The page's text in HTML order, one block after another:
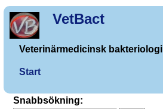
VetBact
Veterinärmedicinsk bakteriologi
Start
Snabbsökning: